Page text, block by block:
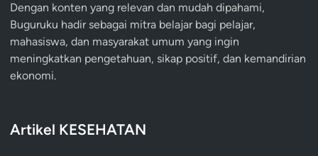
Dengan konten yang relevan dan mudah dipahami,
Buguruku hadir sebagai mitra belajar bagi pelajar,
mahasiswa, dan masyarakat umum yang ingin
meningkatkan pengetahuan, sikap positif, dan kemandirian
ekonomi.
Artikel KESEHATAN